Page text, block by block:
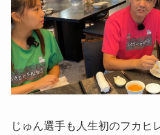
じゅん選手も人生初のフカヒ